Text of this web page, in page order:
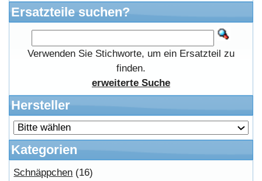
Affiliates
Login
Information
FAQ